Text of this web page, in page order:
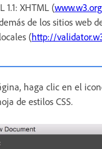
XHTML (
de los sitios web
(http://
haga clic en el
de estilos CSS.